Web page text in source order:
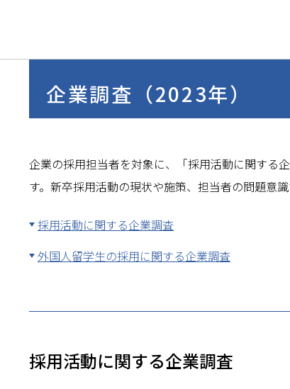
企業調査（2023年）
企業の採用担当者を対象に、「採用活動に関する
す。新卒採用活動の現状や施策、担当者の問題意
採用活動に関する企業調査
外国人留学生の採用に関する企業調査
採用活動に関する企業調査